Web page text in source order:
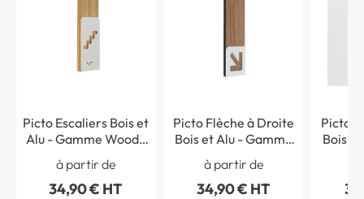
Picto Escaliers Bois et
Alu - Gamme Wood®
Dimension H 150 x L
50 mm Matière Alu &
Bambou
à partir de
34,90 € HT
Picto Flèche à Droite
Bois et Alu - Gamme
Wood Noyer®
Dimension Alu &
Noyer H 148.5 x L 50
à partir de
34,90 € HT
Picto
Bois